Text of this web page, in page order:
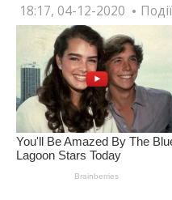
18:17, 04-12-2020 Події